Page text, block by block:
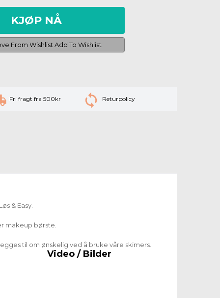
KJØP NÅ
From Wishlist Add To Wishlist
Fri fragt fra 500kr Returpolicy
& Easy.
makeup børste.
til om ønskelig ved å bruke våre skimers.
Video / Bilder